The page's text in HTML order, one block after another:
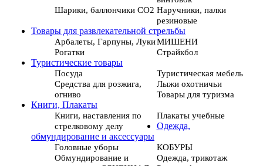
Шарики, баллончики СО2 Наручники, палки
резиновые
Товары для развлекательной стрельбы
Арбалеты, Гарпуны, ЛукиМИШЕНИ
Рогатки
Страйкбол
Туристические товары
Посуда
Туристическая мебель
Средства для розжига,
огниво
Лыжи охотничьи
Товары для туризма
Книги, Плакаты
Книги, наставления по
стрелковому делу
Плакаты учебные
Одежда,
обмундирование и аксессуары
Головные уборы
КОБУРЫ
Обмундирование и
Одежда, трикотаж